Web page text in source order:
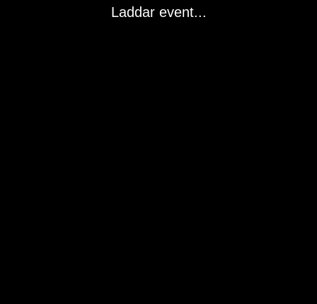
Laddar event...